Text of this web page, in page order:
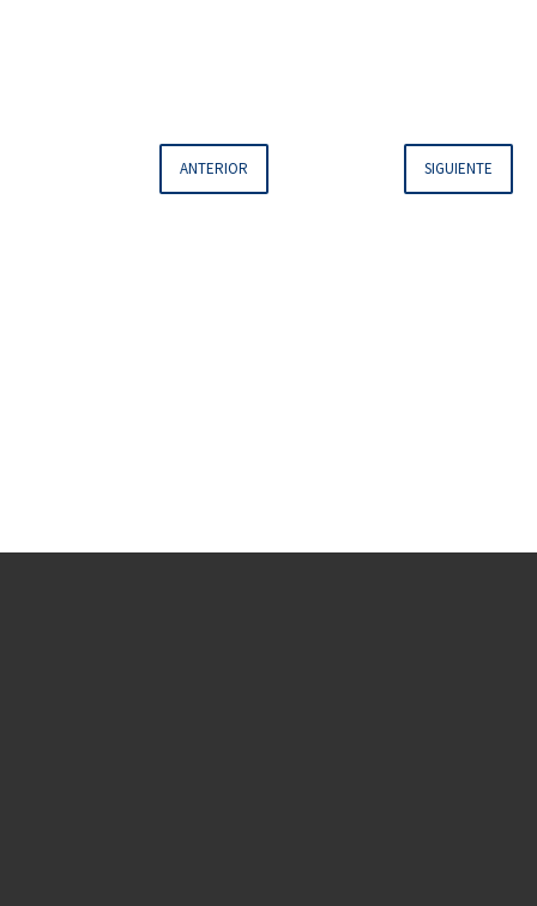
ANTERIOR SIGUIENTE